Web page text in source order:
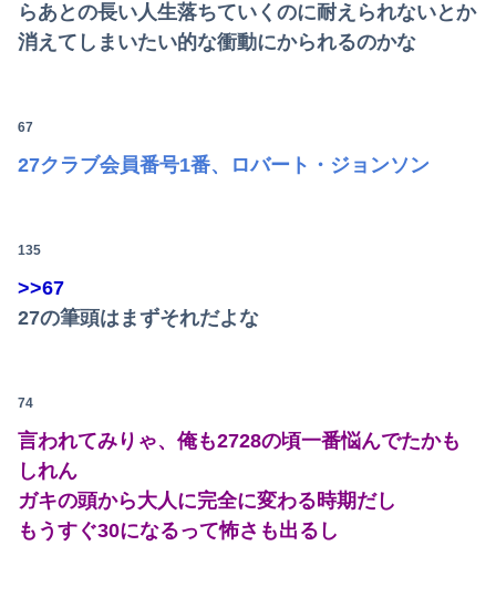
らあとの長い人生落ちていくのに耐えられないとか
消えてしまいたい的な衝動にかられるのかな
67
27クラブ会員番号1番、ロバート・ジョンソン
135
>>67
27の筆頭はまずそれだよな
74
言われてみりゃ、俺も2728の頃一番悩んでたかも
しれん
ガキの頭から大人に完全に変わる時期だし
もうすぐ30になるって怖さも出るし